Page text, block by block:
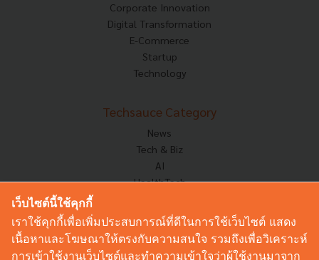
Corporate Innovation
Digital Transformation
E-Commerce
Startup
Technology
Techsauce Category
News
Tech & Biz
AI
HealthTech
Corp Innov
Saucy Thoughts
Based On
เว็บไซต์นี้ใช้คุกกี้
เราใช้คุกกี้เพื่อเพิ่มประสบการณ์ที่ดีในการใช้เว็บไซต์ แสดง
เนื้อหาและโฆษณาให้ตรงกับความสนใจ รวมถึงเพื่อวิเคราะห์
การเข้าใช้งานเว็บไซต์และทำความเข้าใจว่าผู้ใช้งานมาจาก